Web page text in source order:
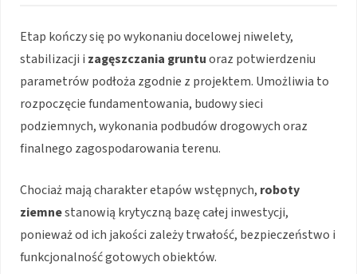
Etap kończy się po wykonaniu docelowej niwelety,
stabilizacji i zagęszczania gruntuoraz potwierdzeniu
parametrów podłoża zgodnie z projektem. Umożliwia to
rozpoczęcie fundamentowania, budowy sieci
podziemnych, wykonania podbudów drogowych oraz
finalnego zagospodarowania terenu.
Chociaż mają charakter etapów wstępnych, roboty
ziemnestanowią krytyczną bazę całej inwestycji,
ponieważ od ich jakości zależy trwałość, bezpieczeństwo i
funkcjonalność gotowych obiektów.